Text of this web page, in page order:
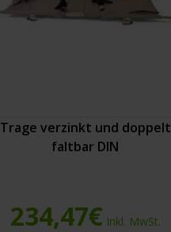
Trage verzinkt und doppelt
faltbar DIN
234,47€ Inkl. MwSt.